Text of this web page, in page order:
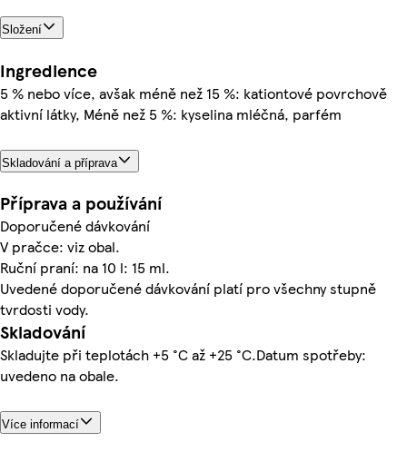
Složení
Ingredience
5 % nebo více, avšak méně než 15 %: kationtové povrchově
aktivní látky, Méně než 5 %: kyselina mléčná, parfém
Skladování a příprava
Příprava a používání
Doporučené dávkování
V pračce: viz obal.
Ruční praní: na 10 l: 15 ml.
Uvedené doporučené dávkování platí pro všechny stupně
tvrdosti vody.
Skladování
Skladujte při teplotách +5 °C až +25 °C.Datum spotřeby:
uvedeno na obale.
Více informací